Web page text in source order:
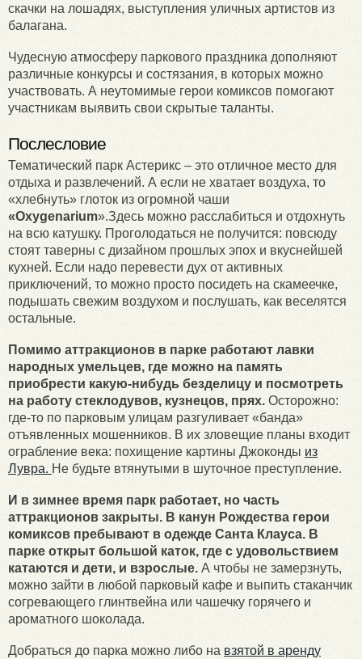
скачки на лошадях, выступления уличных артистов из
балагана.
Чудесную атмосферу паркового праздника дополняют
различные конкурсы и состязания, в которых можно
участвовать. А неутомимые герои комиксов помогают
участникам выявить свои скрытые таланты.
Послесловие
Тематический парк Астерикс – это отличное место для
отдыха и развлечений. А если не хватает воздуха, то
«хлебнуть» глоток из огромной чаши
«Oxygenarium».Здесь можно расслабиться и отдохнуть
на всю катушку. Проголодаться не получится: повсюду
стоят таверны с дизайном прошлых эпох и вкуснейшей
кухней. Если надо перевести дух от активных
приключений, то можно просто посидеть на скамеечке,
подышать свежим воздухом и послушать, как веселятся
остальные.
Помимо аттракционов в парке работают лавки
народных умельцев, где можно на память
приобрести какую-нибудь безделицу и посмотреть
на работу стеклодувов, кузнецов, прях. Осторожно:
где-то по парковым улицам разгуливает «банда»
отъявленных мошенников. В их зловещие планы входит
ограбление века: похищение картины Джоконды из
Лувра. Не будьте втянутыми в шуточное преступление.
И в зимнее время парк работает, но часть
аттракционов закрыты. В канун Рождества герои
комиксов пребывают в одежде Санта Клауса. В
парке открыт большой каток, где с удовольствием
катаются и дети, и взрослые. А чтобы не замерзнуть,
можно зайти в любой парковый кафе и выпить стаканчик
согревающего глинтвейна или чашечку горячего и
ароматного шоколада.
Добраться до парка можно либо на взятой в аренду